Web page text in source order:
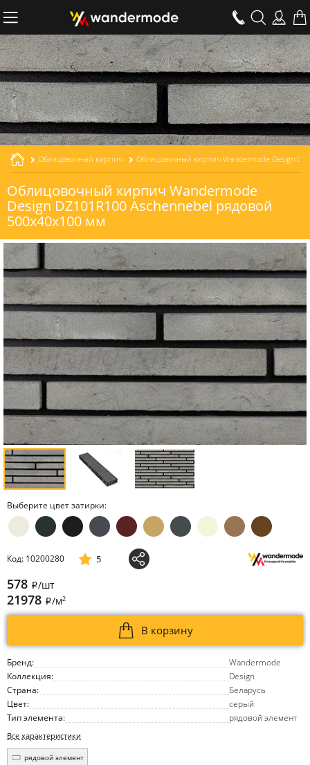
Облицовочный кирпич
Облицовочный кирпич Wandermode
Design DZ101R100 Aschennebel рядовой
500x40x100 мм
Выберите цвет затирки:
Бренд:
Wandermode
Коллекция:
Design
Страна:
Беларусь
Цвет:
серый
Тип элемента:
рядовой элемент
Все характеристики
рядовой элемент
Код: 10200280 5
578 i/шт
21978 i/м2
В корзину